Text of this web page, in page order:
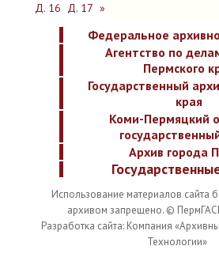
Д. 16 Д. 17 »
Федеральное
Агентство по
Пермского
Государственный
края
Коми-Пермяцкий
Архив города
Использование материалов сайта
архивом запрещено. ©
Разработка сайта: Компания
Технологии»